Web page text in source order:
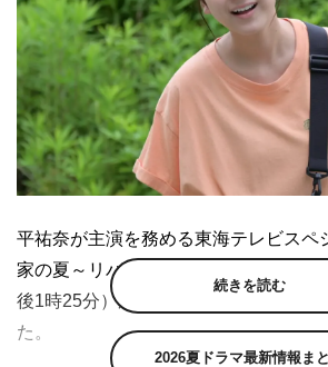
平祐奈が主演を務める東海テレビスペ
家の夏～リバー・サイド・ファミリ
後1時25分）が9月12日（日）に放送
た。
続きを読む
2026夏ドラマ最新情報ま